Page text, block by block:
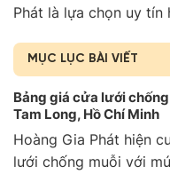
Phát là lựa chọn uy tín
MỤC LỤC BÀI VIẾT
Bảng giá cửa lưới
Tam Long, Hồ Chí Minh
Hoàng Gia Phát hiện
lưới chống muỗi với